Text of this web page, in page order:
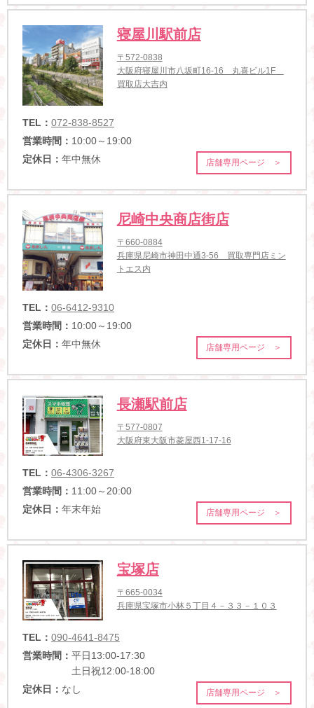
寝屋川駅前店
〒572-0838
大阪府寝屋川市八坂町16-16 丸喜ビル1F
買取店大吉内
TEL： 072-838-8527
営業時間： 10:00～19:00
定休日： 年中無休 店舗専用ページ ＞
尼崎中央商店街店
〒660-0884
兵庫県尼崎市神田中通3-56 買取専門店ミン
トエス内
TEL： 06-6412-9310
営業時間： 10:00～19:00
定休日： 年中無休 店舗専用ページ ＞
長瀬駅前店
〒577-0807
大阪府東大阪市菱屋西1-17-16
TEL： 06-4306-3267
営業時間： 11:00～20:00
定休日： 年末年始 店舗専用ページ ＞
宝塚店
〒665-0034
兵庫県宝塚市小林５丁目４－３３－１０３
TEL： 090-4641-8475
営業時間： 平日13:00-17:30
土日祝12:00-18:00
定休日： なし 店舗専用ページ ＞